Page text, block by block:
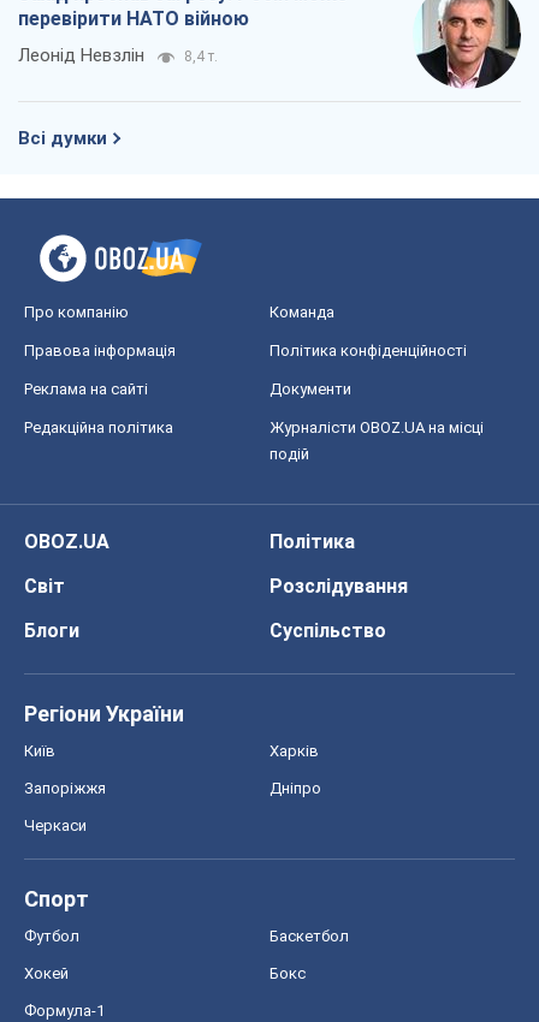
перевірити НАТО війною
Леонід Невзлін 8,4 т.
Всі думки
Про компанію Команда
Правова інформація Політика конфіденційності
Реклама на сайті Документи
Редакційна політика
Журналісти OBOZ.UA на місці
подій
OBOZ.UA
Політика
Світ
Розслідування
Блоги
Суспільство
Регіони України
Київ Харків
Запоріжжя Дніпро
Черкаси
Спорт
Футбол Баскетбол
Хокей Бокс
Формула-1